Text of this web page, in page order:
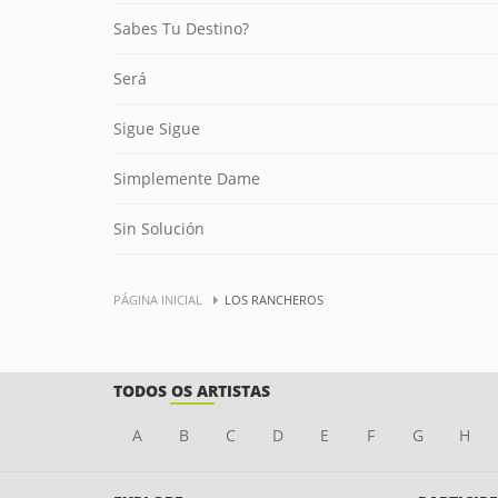
Sabes Tu Destino?
Será
Sigue Sigue
Simplemente Dame
Sin Solución
PÁGINA INICIAL LOS RANCHEROS
TODOS OS ARTISTAS
A B C D E F G H